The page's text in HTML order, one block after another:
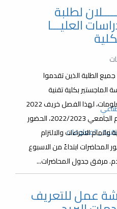
لطلبة
العليـــا
الطلبة الذين تقدموا
الماجستير بكلية تقنية
المعلومات، لهذا الفصل خريف 2022
للعام الجامعي 2022/2023، الحضور
واتمام الاجراءات والالتزام
المحاضرات ابتداءً من الاسبوع
مرفق جدول المحاضرات...
عمل للتعريف